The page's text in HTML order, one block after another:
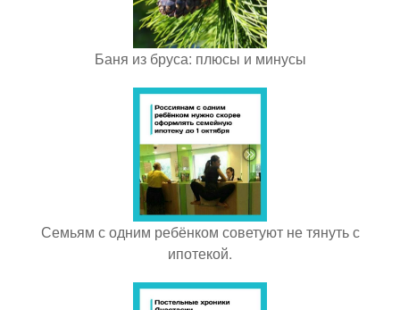
Баня из бруса: плюсы и минусы
Семьям с одним ребёнком советуют не тянуть с
ипотекой.